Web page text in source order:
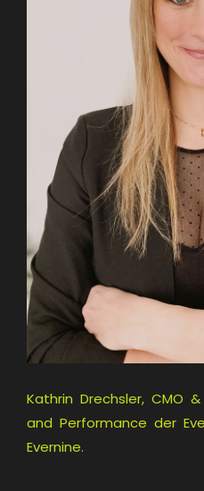
Kathrin Drechsler, CMO
and Performance der
Evernine.